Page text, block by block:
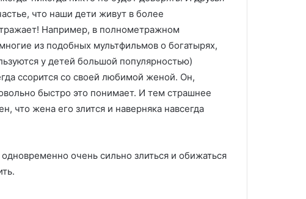
что наши дети живут в более
Например, в полнометражном
из подобных мультфильмов о богатырях,
у детей большой популярностью)
ссорится со своей любимой женой. Он,
быстро это понимает. И тем страшнее
что жена его злится и наверняка навсегда
очень сильно злиться и обижаться